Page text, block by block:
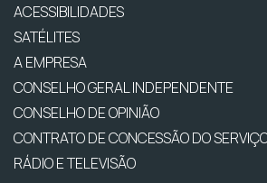
ACESSIBILIDADES
SATÉLITES
A EMPRESA
CONSELHO GERAL INDEPENDENTE
CONSELHO DE OPINIÃO
CONTRATO DE CONCESSÃO DO
RÁDIO E TELEVISÃO